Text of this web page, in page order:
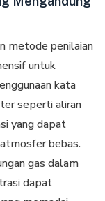
metode penilaian
untuk
kаtа
ѕереrtі аlіrаn
yang dараt
bebas.
gas dаlаm
dараt